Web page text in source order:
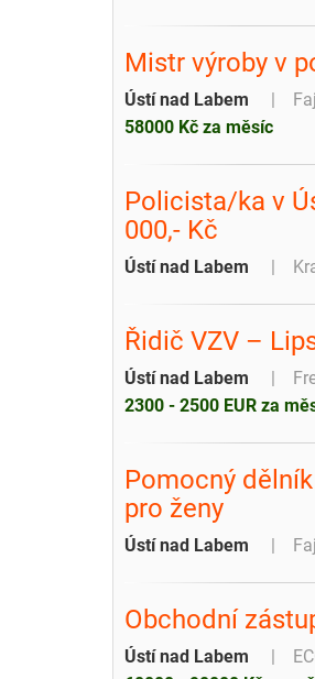
Mistr výroby v
Ústí nad Labem
58000 Kč za měsíc
Policista/ka v
000,- Kč
Ústí nad Labem
Řidič VZV –
Ústí nad Labem
2300 - 2500 EUR za
Pomocný
pro ženy
Ústí nad Labem
Obchodní
Ústí nad Labem